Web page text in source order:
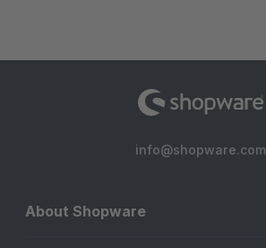
info@shopware.com
About Shopware